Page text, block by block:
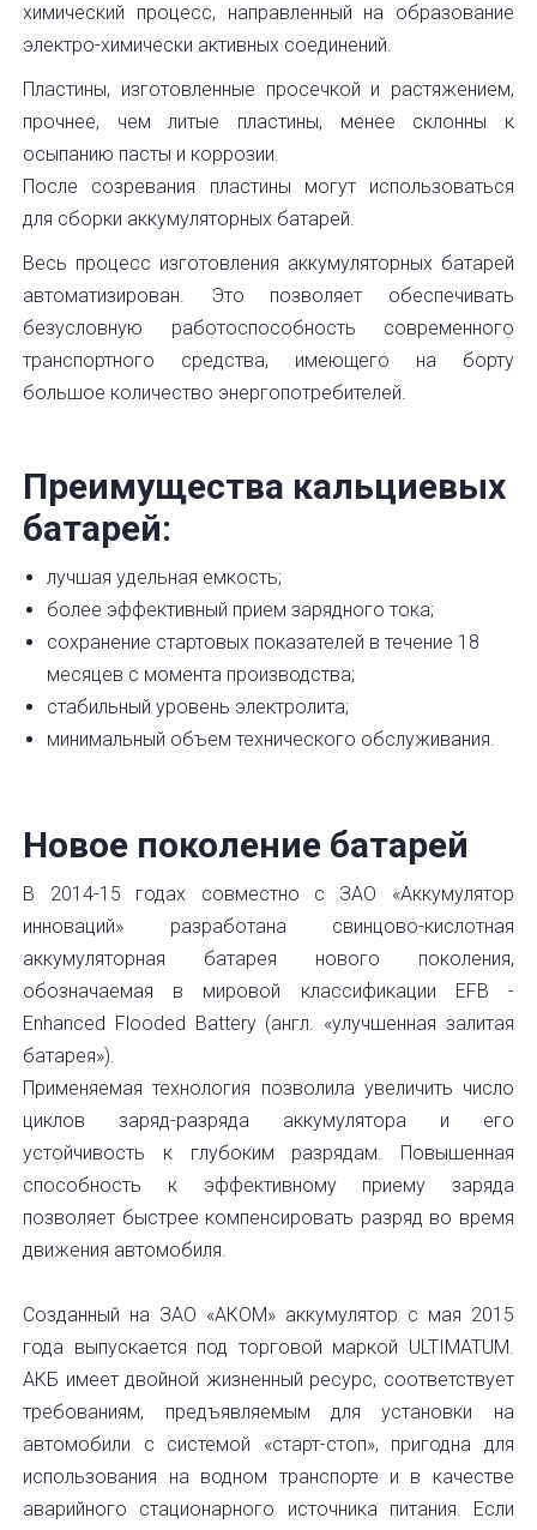
химический процесс, направленный на образование
электро-химически активных соединений.
Пластины, изготовленные просечкой и растяжением,
прочнее, чем литые пластины, менее склонны к
осыпанию пасты и коррозии.
После созревания пластины могут использоваться
для сборки аккумуляторных батарей.
Весь процесс изготовления аккумуляторных батарей
автоматизирован. Это позволяет обеспечивать
безусловную работоспособность современного
транспортного средства, имеющего на борту
большое количество энергопотребителей.
Преимущества кальциевых
батарей:
лучшая удельная емкость;
более эффективный прием зарядного тока;
сохранение стартовых показателей в течение 18
месяцев с момента производства;
стабильный уровень электролита;
минимальный объем технического обслуживания.
Новое поколение батарей
В 2014-15 годах совместно с ЗАО «Аккумулятор
инноваций» разработана свинцово-кислотная
аккумуляторная батарея нового поколения,
обозначаемая в мировой классификации EFB -
Enhanced Flooded Battery (англ. «улучшенная залитая
батарея»).
Применяемая технология позволила увеличить число
циклов заряд-разряда аккумулятора и его
устойчивость к глубоким разрядам. Повышенная
способность к эффективному приему заряда
позволяет быстрее компенсировать разряд во время
движения автомобиля.
Созданный на ЗАО «АКОМ» аккумулятор с мая 2015
года выпускается под торговой маркой ULTIMATUM.
АКБ имеет двойной жизненный ресурс, соответствует
требованиям, предъявляемым для установки на
автомобили с системой «cтарт-стоп», пригодна для
использования на водном транспорте и в качестве
аварийного стационарного источника питания. Если